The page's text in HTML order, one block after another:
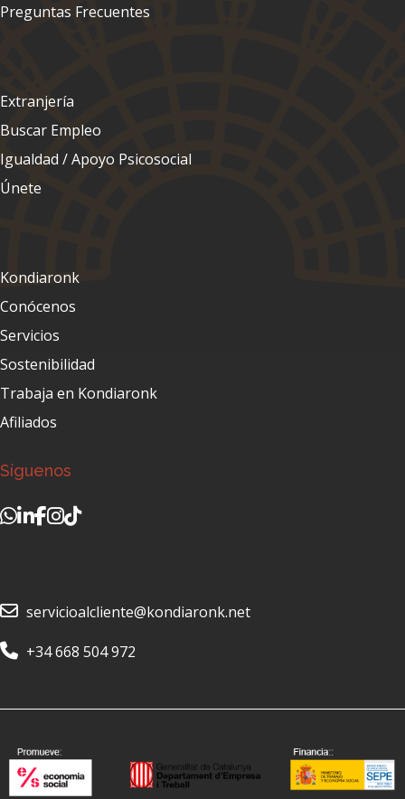
Preguntas Frecuentes
Extranjería
Buscar Empleo
Igualdad / Apoyo Psicosocial
Únete
Kondiaronk
Conócenos
Servicios
Sostenibilidad
Trabaja en Kondiaronk
Afiliados
Síguenos
servicioalcliente@kondiaronk.net
+34 668 504 972